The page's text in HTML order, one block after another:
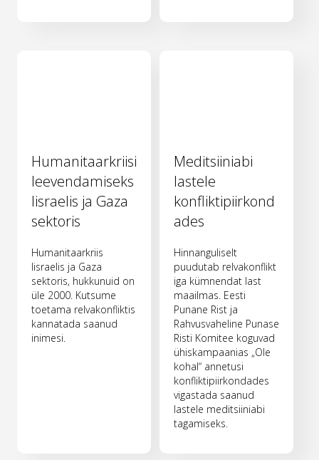
Humanitaarkriisi
leevendamiseks
Iisraelis ja Gaza
sektoris
Humanitaarkriis
Iisraelis ja Gaza
sektoris, hukkunuid on
üle 2000. Kutsume
toetama relvakonfliktis
kannatada saanud
inimesi.
Meditsiiniabi
lastele
konfliktipiirkond
ades
Hinnanguliselt
puudutab relvakonflikt
iga kümnendat last
maailmas. Eesti
Punane Rist ja
Rahvusvaheline Punase
Risti Komitee koguvad
ühiskampaanias „Ole
kohal“ annetusi
konfliktipiirkondades
vigastada saanud
lastele meditsiiniabi
tagamiseks.